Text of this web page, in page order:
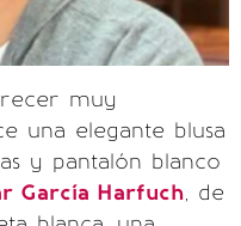
muy
una elegante blusa
y pantalón blanco
García Harfuch, de